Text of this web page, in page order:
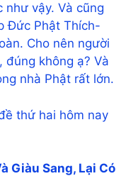
vậy. Và cũng
Đức Phật Thích-
Cho nên người
không ạ? Và
nhà Phật rất lớn.
thứ hai hôm nay
Giàu Sang, Lại Có